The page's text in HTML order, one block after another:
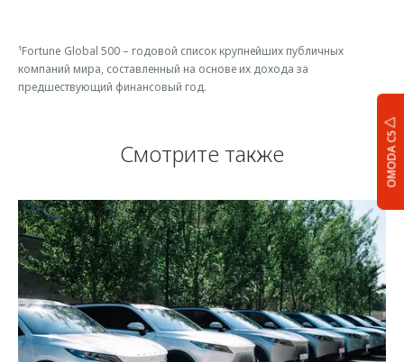
OMODA C5
¹Fortune Global 500 – годовой список крупнейших публичных
компаний мира, составленный на основе их дохода за
предшествующий финансовый год.
Смотрите также